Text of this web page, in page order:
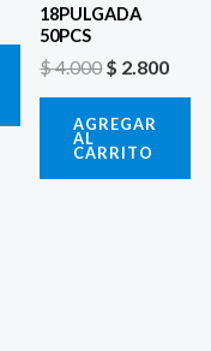
18PULGADA
50PCS
$4.000$ 2.800
AGREGAR
AL
CARRITO